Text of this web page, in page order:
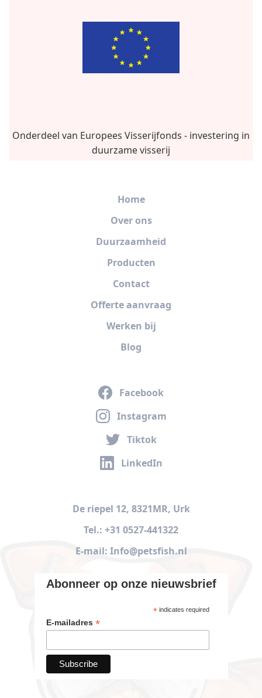
Onderdeel van Europees Visserijfonds - investering in
duurzame visserij
Home
Over ons
Duurzaamheid
Producten
Contact
Offerte aanvraag
Werken bij
Blog
Facebook
Instagram
Tiktok
LinkedIn
De riepel 12, 8321MR, Urk
Tel.: +31 0527-441322
E-mail: Info@petsfish.nl
Abonneer op onze nieuwsbrief
*indicates required
E-mailadres *